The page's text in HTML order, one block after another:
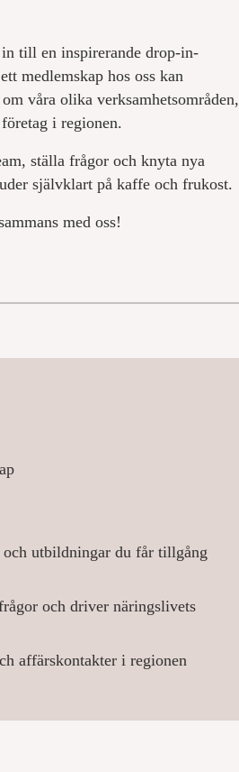
till en inspirerande drop-in-
medlemskap hos oss kan
våra olika verksamhetsområden,
i regionen.
ställa frågor och knyta nya
självklart på kaffe och frukost.
med oss!
utbildningar du får tillgång
och driver näringslivets
affärskontakter i regionen